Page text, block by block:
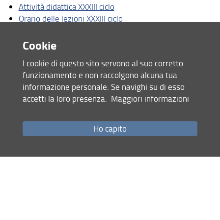
Attività didattica XXXIII ciclo
Orario delle lezioni XXXIII ciclo
XXXVI ciclo
ultimo aggiornamento
Mappa del sito
Cookie
I cookie di questo sito servono al suo corretto
funzionamento e non raccolgono alcuna tua
informazione personale. Se navighi su di esso
accetti la loro presenza. Maggiori informazioni
Ho capito